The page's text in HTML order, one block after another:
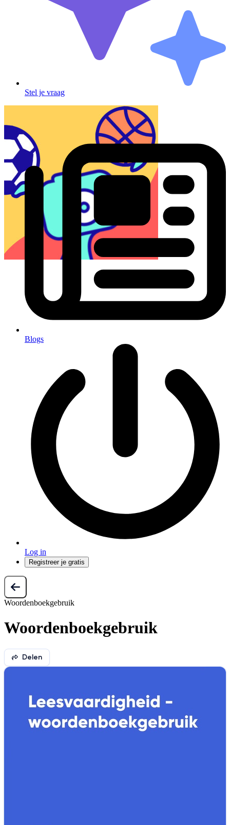
Stel je vraag
Blogs
Log in
Registreer je gratis
Woordenboekgebruik
Woordenboekgebruik
Delen